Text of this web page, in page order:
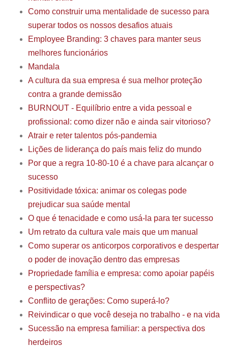
Como construir uma mentalidade de sucesso para
superar todos os nossos desafios atuais
Employee Branding: 3 chaves para manter seus
melhores funcionários
Mandala
A cultura da sua empresa é sua melhor proteção
contra a grande demissão
BURNOUT - Equilíbrio entre a vida pessoal e
profissional: como dizer não e ainda sair vitorioso?
Atrair e reter talentos pós-pandemia
Lições de liderança do país mais feliz do mundo
Por que a regra 10-80-10 é a chave para alcançar o
sucesso
Positividade tóxica: animar os colegas pode
prejudicar sua saúde mental
O que é tenacidade e como usá-la para ter sucesso
Um retrato da cultura vale mais que um manual
Como superar os anticorpos corporativos e despertar
o poder de inovação dentro das empresas
Propriedade família e empresa: como apoiar papéis
e perspectivas?
Conflito de gerações: Como superá-lo?
Reivindicar o que você deseja no trabalho - e na vida
Sucessão na empresa familiar: a perspectiva dos
herdeiros